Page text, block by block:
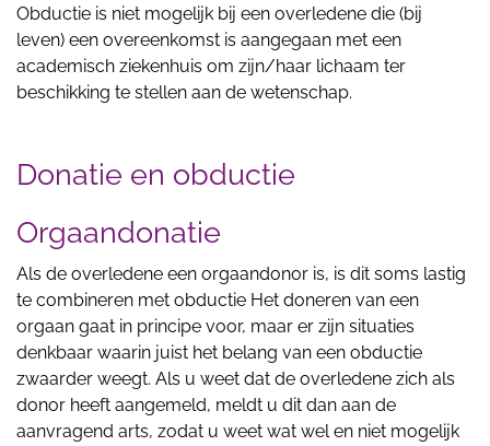
Obductie is niet mogelijk bij een overledene die (bij
leven) een overeenkomst is aangegaan met een
academisch ziekenhuis om zijn/haar lichaam ter
beschikking te stellen aan de wetenschap.
Donatie en obductie
Orgaandonatie
Als de overledene een orgaandonor is, is dit soms lastig
te combineren met obductie Het doneren van een
orgaan gaat in principe voor, maar er zijn situaties
denkbaar waarin juist het belang van een obductie
zwaarder weegt. Als u weet dat de overledene zich als
donor heeft aangemeld, meldt u dit dan aan de
aanvragend arts, zodat u weet wat wel en niet mogelijk